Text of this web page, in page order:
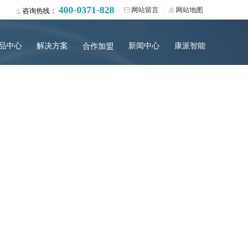
咨询热线： 400-0371-828 网站留言 网站地图
中心 解决方案 合作加盟 新闻中心 康派智能